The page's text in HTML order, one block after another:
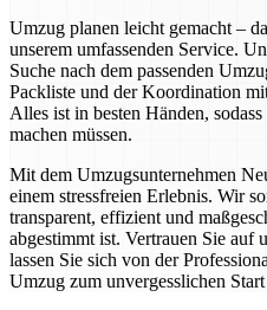
Umzug planen leicht gemacht –
unserem umfassenden Service.
Suche nach dem passenden
Packliste und der Koordination
Alles ist in besten Händen,
machen müssen.
Mit dem Umzugsunternehmen
einem stressfreien Erlebnis. Wir
transparent, effizient und
abgestimmt ist. Vertrauen Sie auf
lassen Sie sich von der
Umzug zum unvergesslichen